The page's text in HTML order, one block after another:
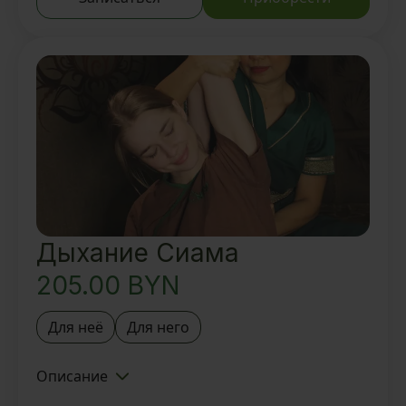
Вкусный ароматный чай и
Дыхание Сиама
205.00 BYN
Для неё Для него
Описание